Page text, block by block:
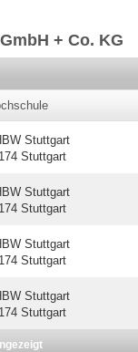
+ Co. KG
Stuttgart
Stuttgart
Stuttgart
Stuttgart
Stuttgart
Stuttgart
Stuttgart
Stuttgart